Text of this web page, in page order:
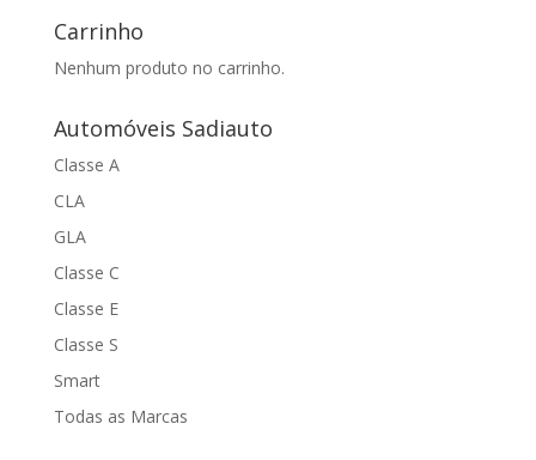
Carrinho
Nenhum produto no carrinho.
Automóveis Sadiauto
Classe A
CLA
GLA
Classe C
Classe E
Classe S
Smart
Todas as Marcas